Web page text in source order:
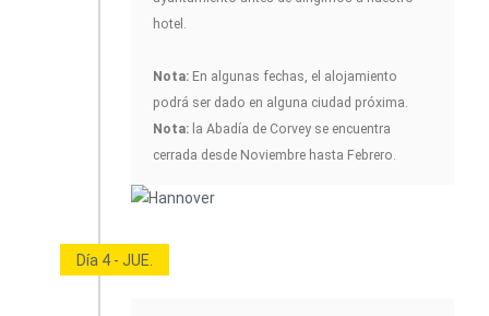
hotel.
Nota: En algunas fechas, el alojamiento
podrá ser dado en alguna ciudad próxima.
Nota: la Abadía de Corvey se encuentra
cerrada desde Noviembre hasta Febrero.
Día 4 - JUE.